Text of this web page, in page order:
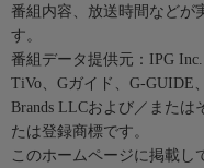
番組内容、放送時間などが
す。
番組データ提供元：IPG Inc.
TiVo、Gガイド、G-GUIDE
Brands LLCおよび／または
たは登録商標です。
このホームページに掲載し